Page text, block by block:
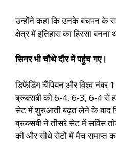
उन्होंने कहा कि उनके बचपन के
क्षेत्र में इतिहास का हिस्सा बनना
सिनर भी चौथे दौर में पहुंच गए।
डिफेंडिंग चैंपियन और विश्व नंबर
ब्रूक्सबी को 6-4, 6-3, 6-4 से
सेट में शुरुआती बढ़त लेने के बाद
ब्रूक्सबी ने तीसरे सेट में सर्विस
की और सीधे सेटों में मैच समाप्त